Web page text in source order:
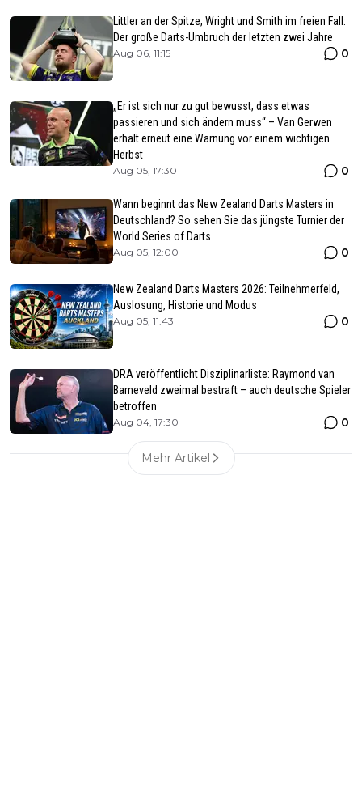
Littler an der Spitze, Wright und Smith im freien Fall:
Der große Darts-Umbruch der letzten zwei Jahre
Aug 06, 11:15 0
„Er ist sich nur zu gut bewusst, dass etwas
passieren und sich ändern muss“ – Van Gerwen
erhält erneut eine Warnung vor einem wichtigen
Herbst
Aug 05, 17:30 0
Wann beginnt das New Zealand Darts Masters in
Deutschland? So sehen Sie das jüngste Turnier der
World Series of Darts
Aug 05, 12:00 0
New Zealand Darts Masters 2026: Teilnehmerfeld,
Auslosung, Historie und Modus
Aug 05, 11:43 0
DRA veröffentlicht Disziplinarliste: Raymond van
Barneveld zweimal bestraft – auch deutsche Spieler
betroffen
Aug 04, 17:30 0
Mehr Artikel